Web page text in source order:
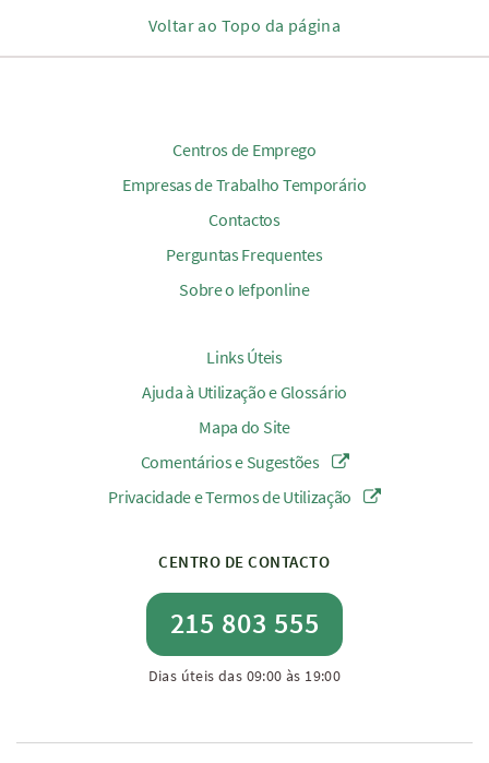
Voltar ao Topo da página
Centros de Emprego
Empresas de Trabalho Temporário
Contactos
Perguntas Frequentes
Sobre o Iefponline
Links Úteis
Ajuda à Utilização e Glossário
Mapa do Site
Comentários e Sugestões
Privacidade e Termos de Utilização
CENTRO DE CONTACTO
215 803 555
Dias úteis das 09:00 às 19:00